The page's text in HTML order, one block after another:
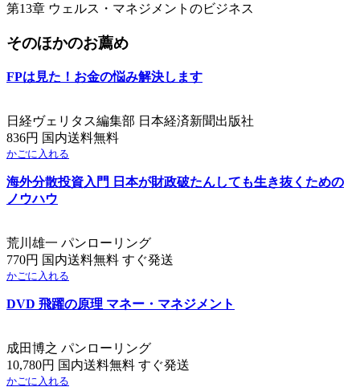
第13章 ウェルス・マネジメントのビジネス
そのほかのお薦め
FPは見た！お金の悩み解決します
日経ヴェリタス編集部 日本経済新聞出版社
836円 国内送料無料
かごに入れる
海外分散投資入門 日本が財政破たんしても生き抜くための
ノウハウ
荒川雄一 パンローリング
770円 国内送料無料 すぐ発送
かごに入れる
DVD 飛躍の原理 マネー・マネジメント
成田博之 パンローリング
10,780円 国内送料無料 すぐ発送
かごに入れる